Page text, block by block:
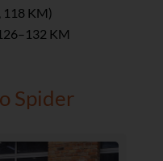
118 KM)
KM
Spider